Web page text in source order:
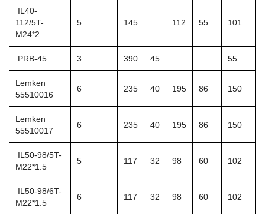
IL40-
112/5T-
M24*2
5 145 112 55 101
PRB-45 3 390 45 55
Lemken
55510016
6 235 40 195 86 150
Lemken
55510017
6 235 40 195 86 150
IL50-98/5T-
M22*1.5
5 117 32 98 60 102
IL50-98/6T-
M22*1.5
6 117 32 98 60 102